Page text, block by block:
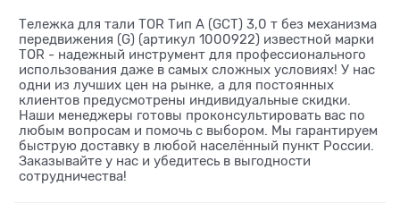
Тележка для тали TOR Тип А (GCT) 3,0 т без механизма
передвижения (G) (артикул 1000922) известной марки
TOR - надежный инструмент для профессионального
использования даже в самых сложных условиях! У нас
одни из лучших цен на рынке, а для постоянных
клиентов предусмотрены индивидуальные скидки.
Наши менеджеры готовы проконсультировать вас по
любым вопросам и помочь с выбором. Мы гарантируем
быструю доставку в любой населённый пункт России.
Заказывайте у нас и убедитесь в выгодности
сотрудничества!